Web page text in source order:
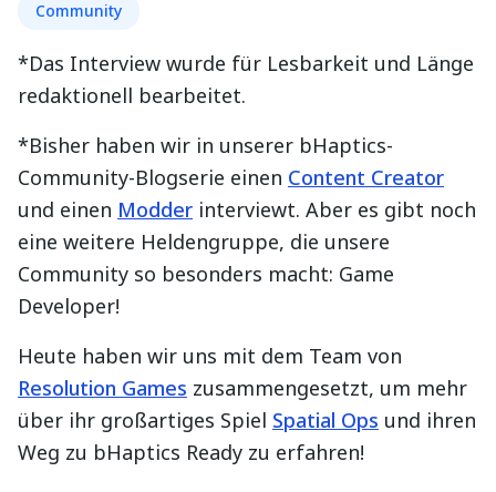
Community
*Das Interview wurde für Lesbarkeit und Länge
redaktionell bearbeitet.
*Bisher haben wir in unserer bHaptics-
Community-Blogserie einen Content Creator
und einen Modder interviewt. Aber es gibt noch
eine weitere Heldengruppe, die unsere
Community so besonders macht: Game
Developer!
Heute haben wir uns mit dem Team von
Resolution Games zusammengesetzt, um mehr
über ihr großartiges Spiel Spatial Ops und ihren
Weg zu bHaptics Ready zu erfahren!